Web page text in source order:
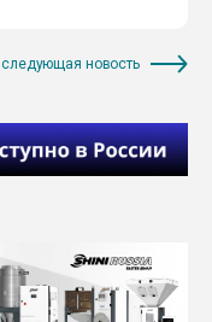
следующая новость